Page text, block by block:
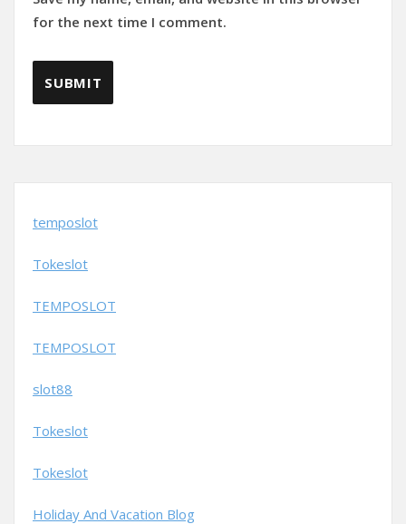
for the next time I comment.
temposlot
Tokeslot
TEMPOSLOT
TEMPOSLOT
slot88
Tokeslot
Tokeslot
Holiday And Vacation Blog